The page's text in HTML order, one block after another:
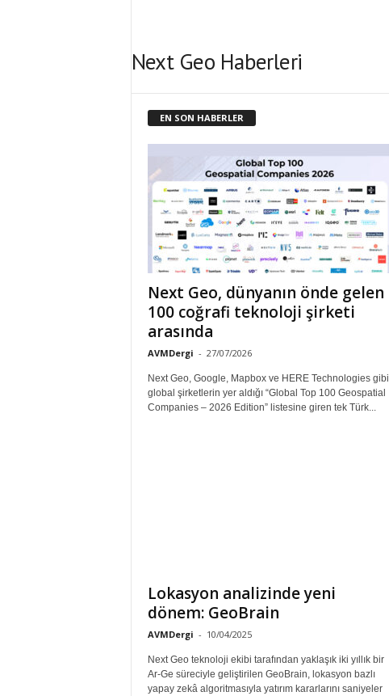
a
P
Next Geo Haberleri
EN SON HABERLER
Next Geo, dünyanın önde gelen
100 coğrafi teknoloji şirketi
arasında
AVMDergi - 27/07/2026
Next Geo, Google, Mapbox ve HERE Technologies gibi
global şirketlerin yer aldığı “Global Top 100 Geospatial
Companies – 2026 Edition” listesine giren tek Türk...
Lokasyon analizinde yeni
dönem: GeoBrain
AVMDergi - 10/04/2025
Next Geo teknoloji ekibi tarafından yaklaşık iki yıllık bir
Ar-Ge süreciyle geliştirilen GeoBrain, lokasyon bazlı
yapay zekâ algoritmasıyla yatırım kararlarını saniyeler